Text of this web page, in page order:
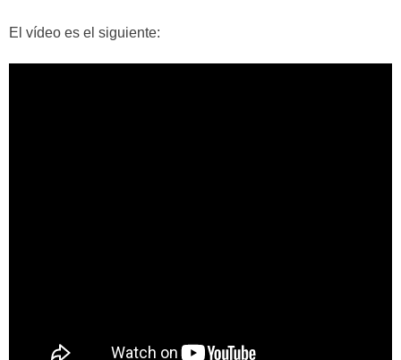
El vídeo es el siguiente: